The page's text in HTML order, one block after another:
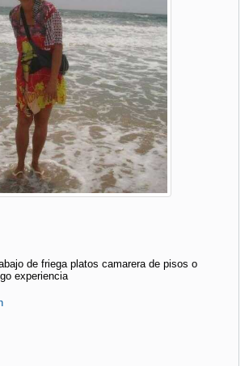
de friega platos camarera de pisos o
experiencia